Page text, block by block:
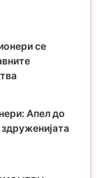
се
Апел до